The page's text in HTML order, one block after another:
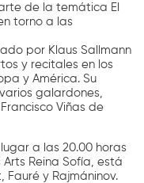
de la temática El
torno a las
por Klaus Sallmann
y recitales en los
y América. Su
galardones,
Viñas de
a las 20.00 horas
Reina Sofía, está
Fauré y Rajmáninov.